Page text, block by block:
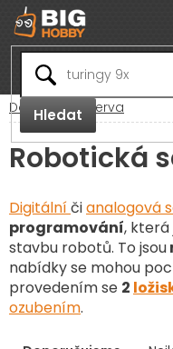
Přejít
na
obsah
Hledat
Domů RC Serva
Robotická
Digitálníčianalogová
programování, která
stavbu robotů. To jsou
nabídky se mohou
provedením se 2
ozubením.